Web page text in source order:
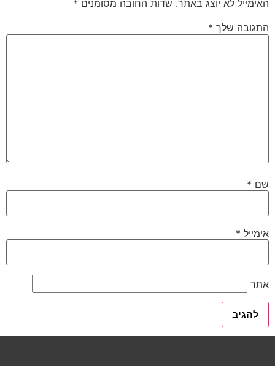
האימייל לא יוצג באתר. שדות החובה מסומנים *
התגובה שלך *
שם *
אימייל *
אתר